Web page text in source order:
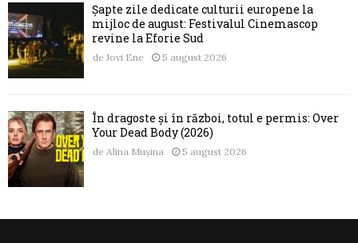
Șapte zile dedicate culturii europene la
mijloc de august: Festivalul Cinemascop
revine la Eforie Sud
de Jovi Ene 5 august 2026
În dragoste și în război, totul e permis: Over
Your Dead Body (2026)
de Alina Mușina 5 august 2026